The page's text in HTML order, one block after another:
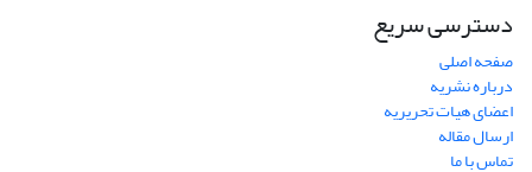
دسترسی سریع
صفحه اصلی
درباره نشریه
اعضای هیات تحریریه
ارسال مقاله
تماس با ما